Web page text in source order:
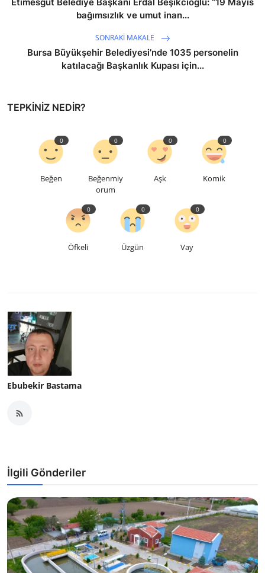
bağımsızlık ve umut inan...
SONRAKI MAKALE
Bursa Büyükşehir Belediyesi’nde 1035 personelin
katılacağı Başkanlık Kupası için...
TEPKINIZ NEDIR?
Beğen
0
Beğenmiy
orum
0
Aşk
0
Komik
0
Öfkeli
0
Üzgün
0
Vay
0
Ebubekir Bastama
İlgili Gönderiler